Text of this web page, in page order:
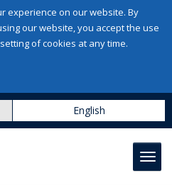
experience on our website. By
our website, you accept the use
of cookies at any time.
English